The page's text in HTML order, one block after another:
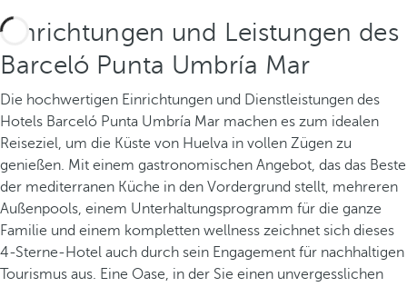
Einrichtungen und Leistungen des
Barceló Punta Umbría Mar
Die hochwertigen Einrichtungen und Dienstleistungen des
Hotels Barceló Punta Umbría Mar machen es zum idealen
Reiseziel, um die Küste von Huelva in vollen Zügen zu
genießen. Mit einem gastronomischen Angebot, das das Beste
der mediterranen Küche in den Vordergrund stellt, mehreren
Außenpools, einem Unterhaltungsprogramm für die ganze
Familie und einem kompletten wellness zeichnet sich dieses
4-Sterne-Hotel auch durch sein Engagement für nachhaltigen
Tourismus aus. Eine Oase, in der Sie einen unvergesslichen